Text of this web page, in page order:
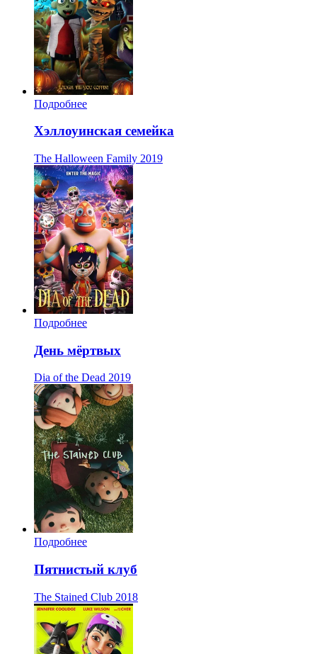
Подробнее
Хэллоуинская семейка
The Halloween Family 2019
Подробнее
День мёртвых
Dia of the Dead 2019
Подробнее
Пятнистый клуб
The Stained Club 2018